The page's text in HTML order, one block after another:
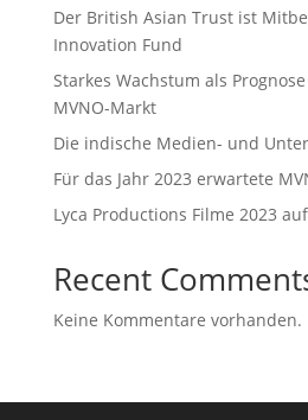
Der British Asian Trust ist
Innovation Fund
Starkes Wachstum als
MVNO-Markt
Die indische Medien- und
Für das Jahr 2023 erwartete
Lyca Productions Filme 2023
Recent
Keine Kommentare vorhanden.